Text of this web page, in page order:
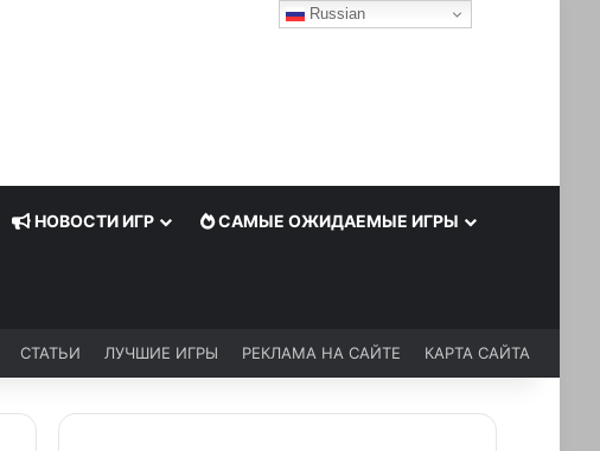
НОВОСТИ ИГР САМЫЕ ОЖИДАЕМЫЕ ИГРЫ
СТАТЬИ ЛУЧШИЕ ИГРЫ РЕКЛАМА НА САЙТЕ КАРТА САЙТА
Russian